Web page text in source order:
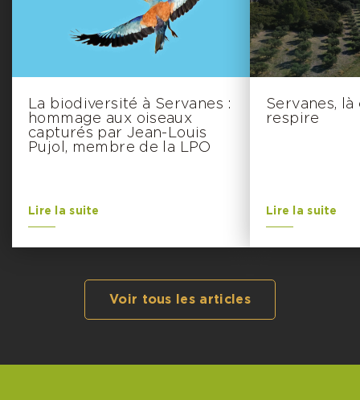
La biodiversité à Servanes :
hommage aux oiseaux
capturés par Jean-Louis
Pujol, membre de la LPO
Lire la suite
Servanes, là
respire
Lire la suite
Voir tous les articles